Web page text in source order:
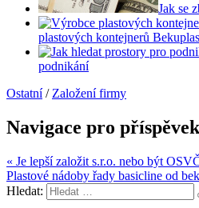
Jak se
plastových kontejnerů
podnikání
Ostatní/ Založení firmy
Navigace pro příspěvek
« Je lepší založit s.r.o. nebo být
Plastové nádoby řady basicline od
Hledat: